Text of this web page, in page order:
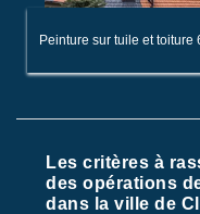
Peinture sur tuile et toiture
Les critères à
des opérations
dans la ville de